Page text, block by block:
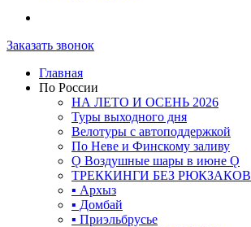
Заказать звонок
Главная
По России
НА ЛЕТО И ОСЕНЬ 2026
Туры выходного дня
Велотуры с автоподдержкой
По Неве и Финскому заливу
Ǫ Воздушные шары в июне Ǫ
ТРЕККИНГИ БЕЗ РЮКЗАКОВ
▪ Архыз
▪ Домбай
▪ Приэльбрусье